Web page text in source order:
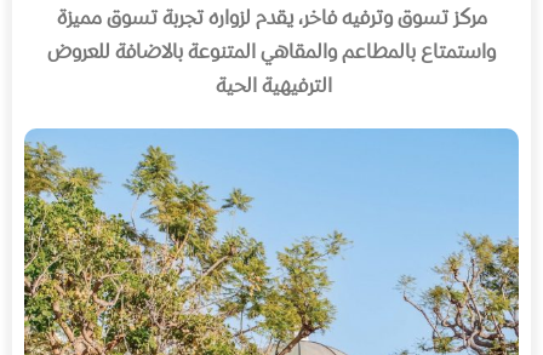
مركز تسوق وترفيه فاخر، يقدم لزواره تجربة تسوق مميزة
واستمتاع بالمطاعم والمقاهي المتنوعة بالاضافة للعروض
الترفيهية الحية